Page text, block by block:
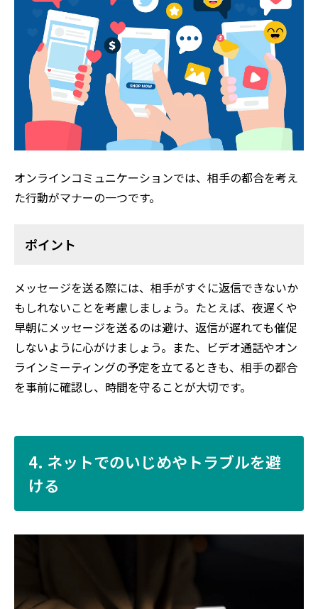
オンラインコミュニケーションでは、相手の都合を考え
た行動がマナーの一つです。
ポイント
メッセージを送る際には、相手がすぐに返信できないか
もしれないことを考慮しましょう。たとえば、夜遅くや
早朝にメッセージを送るのは避け、返信が遅れても催促
しないように心がけましょう。また、ビデオ通話やオン
ラインミーティングの予定を立てるときも、相手の都合
を事前に確認し、時間を守ることが大切です。
4. ネットでのいじめやトラブルを避
ける